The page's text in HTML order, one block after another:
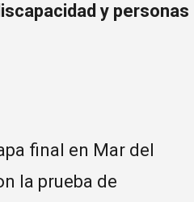
y personas
final en Mar del
la prueba de